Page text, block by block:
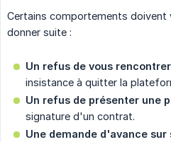
Certains comportements doivent
donner suite :
Un refus de vous rencontrer
insistance à quitter la
Un refus de présenter une
signature d'un contrat.
Une demande d'avance